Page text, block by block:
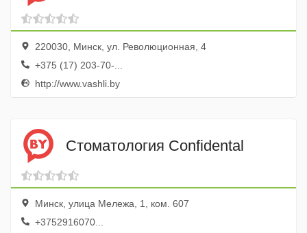
220030, Минск, ул. Революционная, 4
+375 (17) 203-70-...
http://www.vashli.by
Стоматология Confidental
Минск, улица Мележа, 1, ком. 607
+3752916070...